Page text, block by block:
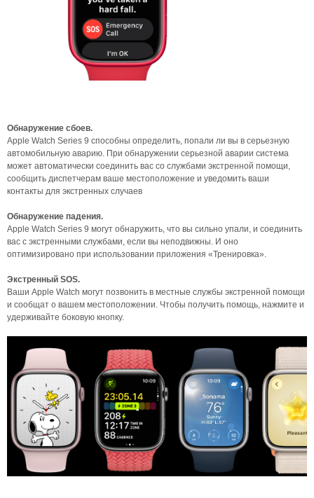
Обнаружение сбоев.
Apple Watch Series 9 способны определить, попали ли вы в серьезную
автомобильную аварию. При обнаружении серьезной аварии система
может автоматически соединить вас со службами экстренной помощи,
сообщить диспетчерам ваше местоположение и уведомить ваши
контакты для экстренных случаев
Обнаружение падения.
Apple Watch Series 9 могут обнаружить, что вы сильно упали, и соединить
вас с экстренными службами, если вы неподвижны. И оно
оптимизировано при использовании приложения «Тренировка».
Экстренный SOS.
Ваши Apple Watch могут позвонить в местные службы экстренной помощи
и сообщат о вашем местоположении. Чтобы получить помощь, нажмите и
удерживайте боковую кнопку.